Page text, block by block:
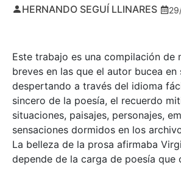
HERNANDO SEGUÍ LLINARES
Este trabajo es una compilación de
breves en las que el autor bucea en
despertando a través del idioma
sincero de la poesía, el recuerdo
situaciones, paisajes, personajes,
sensaciones dormidos en los
La belleza de la prosa afirmaba
depende de la carga de poesía que